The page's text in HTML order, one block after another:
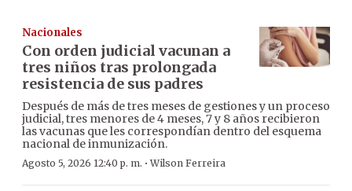
Nacionales
Con orden judicial vacunan a
tres niños tras prolongada
resistencia de sus padres
Después de más de tres meses de gestiones y un proceso
judicial, tres menores de 4 meses, 7 y 8 años recibieron
las vacunas que les correspondían dentro del esquema
nacional de inmunización.
Agosto 5, 2026 12:40 p. m. ·Wilson Ferreira